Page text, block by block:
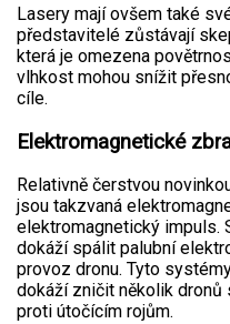
Lasery mají ovšem také
představitelé zůstávají
která je omezena
vlhkost mohou snížit
cíle.
Elektromagnetické
Relativně čerstvou
jsou takzvaná
elektromagnetický impuls.
dokáží spálit palubní
provoz dronu. Tyto
dokáží zničit několik dronů
proti útočícím rojům.